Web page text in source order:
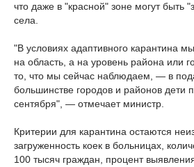
что даже в "красной" зоне могут быть
села.
"В условиях адаптивного карантина
на область, а на уровень района или
то, что мы сейчас наблюдаем, — в
большинстве городов и районов дети
сентября", — отмечает министр.
Критерии для карантина остаются
загруженность коек в больницах,
100 тысяч граждан, процент